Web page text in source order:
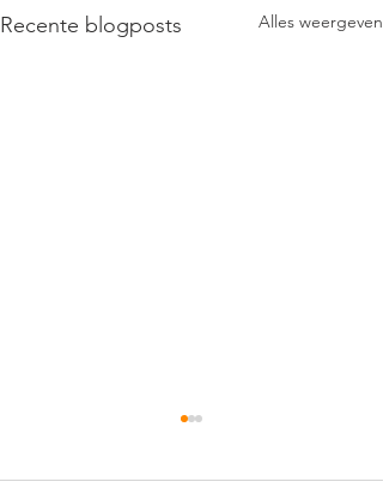
Recente blogposts Alles weergeven